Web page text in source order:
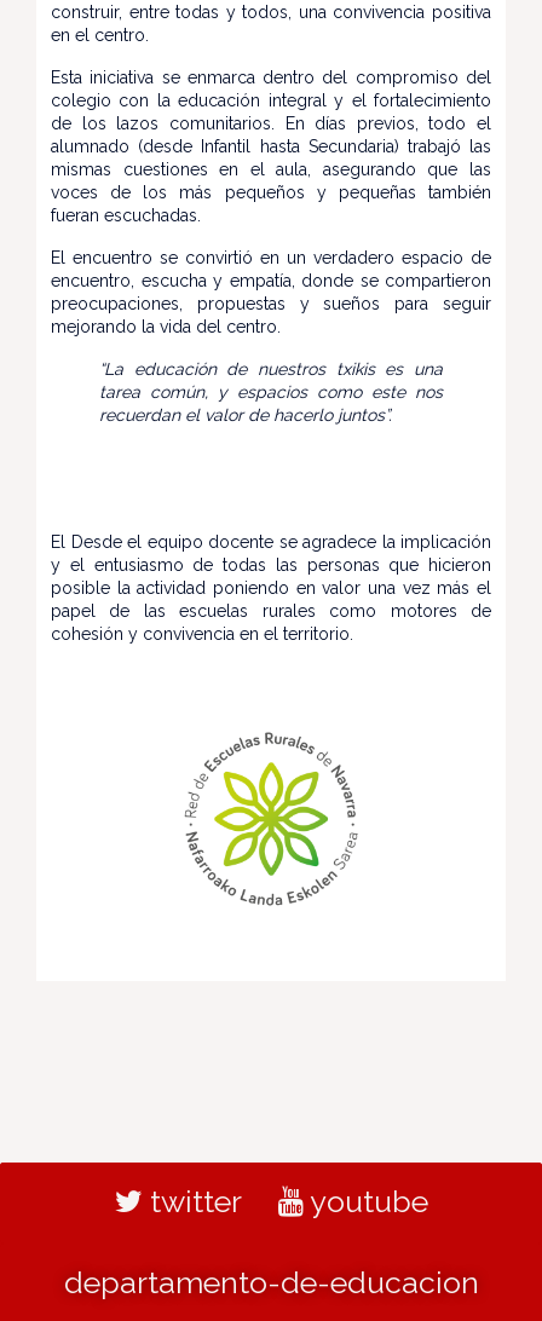
construir, entre todas y todos, una convivencia positiva
en el centro.
Esta iniciativa se enmarca dentro del compromiso del
colegio con la educación integral y el fortalecimiento
de los lazos comunitarios. En días previos, todo el
alumnado (desde Infantil hasta Secundaria) trabajó las
mismas cuestiones en el aula, asegurando que las
voces de los más pequeños y pequeñas también
fueran escuchadas.
El encuentro se convirtió en un verdadero espacio de
encuentro, escucha y empatía, donde se compartieron
preocupaciones, propuestas y sueños para seguir
mejorando la vida del centro.
“La educación de nuestros txikis es una
tarea común, y espacios como este nos
recuerdan el valor de hacerlo juntos”.
El Desde el equipo docente se agradece la implicación
y el entusiasmo de todas las personas que hicieron
posible la actividad poniendo en valor una vez más el
papel de las escuelas rurales como motores de
cohesión y convivencia en el territorio.
twitter youtube
departamento-de-educacion